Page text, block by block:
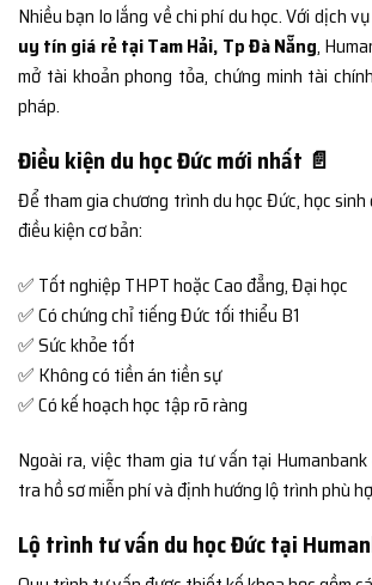
Nhiều bạn lo lắng về chi phí du học. Với dịch vụ
uy tín giá rẻ tại Tam Hải, Tp Đà Nẵng,
mở tài khoản phong tỏa, chứng minh tài
pháp.
Điều kiện du học Đức mới nhất 📄
Để tham gia chương trình du học Đức, học
điều kiện cơ bản:
✅ Tốt nghiệp THPT hoặc Cao đẳng, Đại học
✅ Có chứng chỉ tiếng Đức tối thiểu B1
✅ Sức khỏe tốt
✅ Không có tiền án tiền sự
✅ Có kế hoạch học tập rõ ràng
Ngoài ra, việc tham gia tư vấn tại
tra hồ sơ miễn phí và định hướng lộ trình phù
Lộ trình tư vấn du học Đức tại